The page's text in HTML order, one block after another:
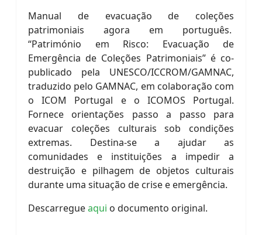
Manual de evacuação de coleções
patrimoniais agora em português.
“Património em Risco: Evacuação de
Emergência de Coleções Patrimoniais” é co-
publicado pela UNESCO/ICCROM/GAMNAC,
traduzido pelo GAMNAC, em colaboração com
o ICOM Portugal e o ICOMOS Portugal.
Fornece orientações passo a passo para
evacuar coleções culturais sob condições
extremas. Destina-se a ajudar as
comunidades e instituições a impedir a
destruição e pilhagem de objetos culturais
durante uma situação de crise e emergência.
Descarregueaqui o documento original.